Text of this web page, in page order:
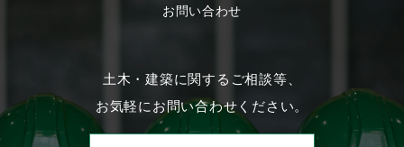
お問い合わせ
土木・建築に関するご相談等、
お気軽にお問い合わせください。